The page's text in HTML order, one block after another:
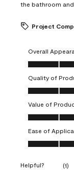
the bathroom and
Project
Overall
Overall
Quality of
Quality of
Value of
Value of
Ease of
Ease of
Helpful? (1)